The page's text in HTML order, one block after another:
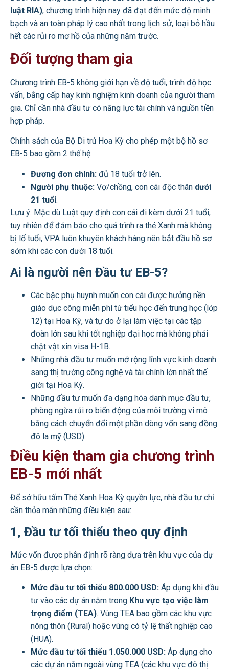
luật RIA), chương trình hiện nay đã đạt đến mức độ minh
bạch và an toàn pháp lý cao nhất trong lịch sử, loại bỏ hầu
hết các rủi ro mơ hồ của những năm trước.
Đối tượng tham gia
Chương trình EB-5 không giới hạn về độ tuổi, trình độ học
vấn, bằng cấp hay kinh nghiệm kinh doanh của người tham
gia. Chỉ cần nhà đầu tư có năng lực tài chính và nguồn tiền
hợp pháp.
Chính sách của Bộ Di trú Hoa Kỳ cho phép một bộ hồ sơ
EB-5 bao gồm 2 thế hệ:
Đương đơn chính: đủ 18 tuổi trở lên.
Người phụ thuộc: Vợ/chồng, con cái độc thân dưới
21 tuổi.
Lưu ý: Mặc dù Luật quy định con cái đi kèm dưới 21 tuổi,
tuy nhiên để đảm bảo cho quá trình ra thẻ Xanh mà không
bị lố tuổi, VPA luôn khuyên khách hàng nên bắt đầu hồ sơ
sớm khi các con dưới 18 tuổi.
Ai là người nên Đầu tư EB-5?
Các bậc phụ huynh muốn con cái được hưởng nền
giáo dục công miễn phí từ tiểu học đến trung học (lớp
12) tại Hoa Kỳ, và tự do ở lại làm việc tại các tập
đoàn lớn sau khi tốt nghiệp đại học mà không phải
chật vật xin visa H-1B.
Những nhà đầu tư muốn mở rộng lĩnh vực kinh doanh
sang thị trường công nghệ và tài chính lớn nhất thế
giới tại Hoa Kỳ.
Những đầu tư muốn đa dạng hóa danh mục đầu tư,
phòng ngừa rủi ro biến động của môi trường vi mô
bằng cách chuyển đổi một phần dòng vốn sang đồng
đô la mỹ (USD).
Điều kiện tham gia chương trình
EB-5 mới nhất
Để sở hữu tấm Thẻ Xanh Hoa Kỳ quyền lực, nhà đầu tư chỉ
cần thỏa mãn những điều kiện sau:
1, Đầu tư tối thiểu theo quy định
Mức vốn được phân định rõ ràng dựa trên khu vực của dự
án EB-5 được lựa chọn:
Mức đầu tư tối thiểu 800.000 USD: Áp dụng khi đầu
tư vào các dự án nằm trong Khu vực tạo việc làm
trọng điểm (TEA). Vùng TEA bao gồm các khu vực
nông thôn (Rural) hoặc vùng có tỷ lệ thất nghiệp cao
(HUA).
Mức đầu tư tối thiểu 1.050.000 USD: Áp dụng cho
các dự án nằm ngoài vùng TEA (các khu vực đô thị